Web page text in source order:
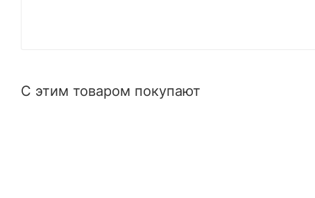
С этим товаром покупают